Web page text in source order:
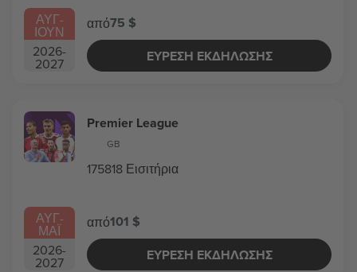
ΑΥΓ-
ΙΟΥΝ
2026-
2027
από75 $
ΕΎΡΕΣΗ ΕΚΔΉΛΩΣΗΣ
ΑΥΓ-
ΜΑΪ́
2026-
2027
Premier League
GB
175818 Εισιτήρια
από101 $
ΕΎΡΕΣΗ ΕΚΔΉΛΩΣΗΣ